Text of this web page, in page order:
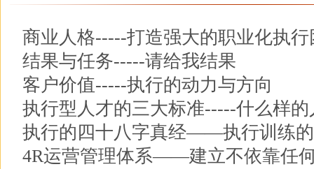
商业人格-----打造强大的职业化执行
结果与任务-----请给我结果
客户价值-----执行的动力与方向
执行型人才的三大标准-----什么样
执行的四十八字真经——执行训练
4R运营管理体系——建立不依靠任